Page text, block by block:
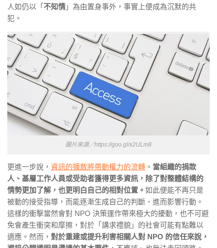
人如仍以「 不知情 」為由置身事外，事實上便成為沉默的共
犯。
圖片來源／https://goo.gl/x2ULm8
更進一步說， 資訊的擴散將帶動權力的流轉 。 當組織的捐款
人、基層工作人員或受助者獲得更多資訊，除了對整體結構的
情勢更加了解，也更明白自己的相對位置。 如此便能不再只是
被動的接受指導，而能逐漸生成自己的判斷、進而影響行動。
這樣的衝擊當然會對 NPO 決策運作帶來極大的擾動，也不可避
免會產生衝突和摩擦，對於「講求禮貌」的社會可能有點難以
適應。然而， 對於重建或提升利害相關人對 NPO 的信任來說，